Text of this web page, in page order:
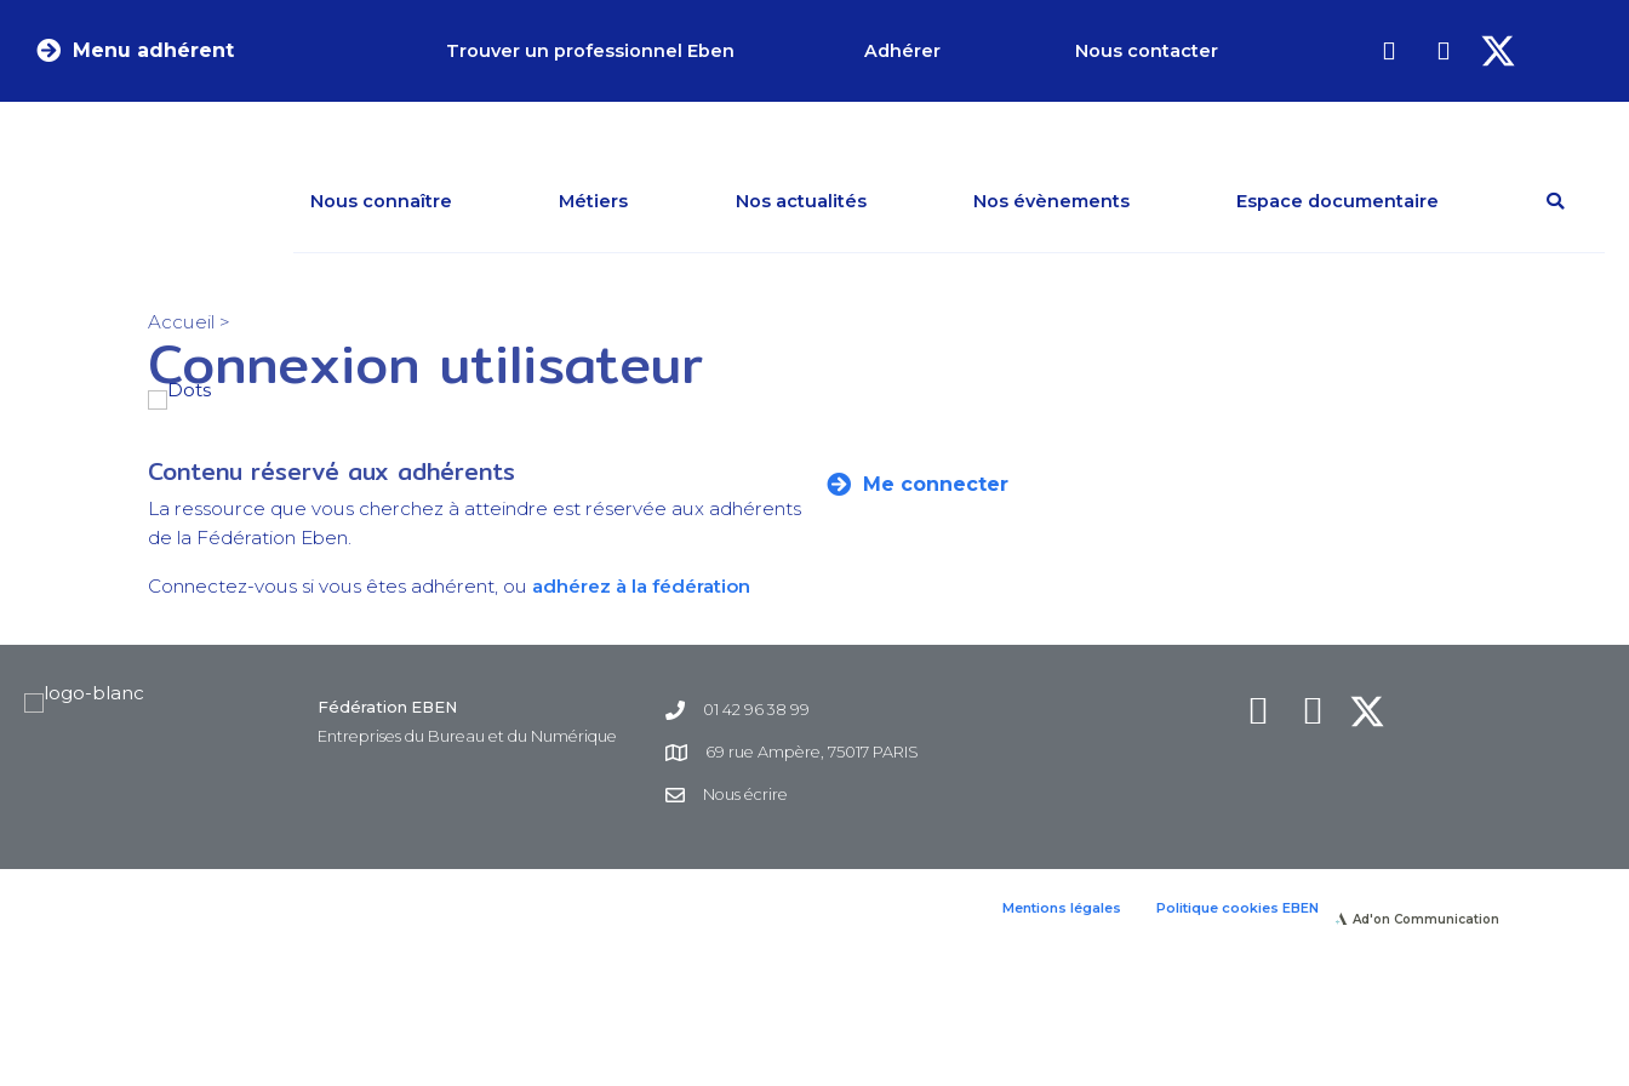
Menu adhérent Trouver un professionnel Eben Adhérer Nous contacter
Nous connaître Métiers Nos actualités Nos évènements Espace documentaire
Accueil >
Connexion utilisateur
Contenu réservé aux adhérents
La ressource que vous cherchez à atteindre est réservée aux adhérents
de la Fédération Eben.
Connectez-vous si vous êtes adhérent, ou adhérez à la fédération
Me connecter
Fédération EBEN
Entreprises du Bureau et du Numérique
01 42 96 38 99
69 rue Ampère, 75017 PARIS
Nous écrire
Mentions légales Politique cookies EBEN
Ad'on Communication